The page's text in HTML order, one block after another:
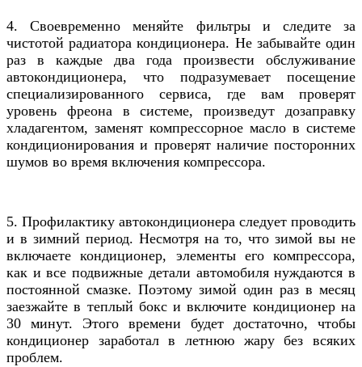
4. Своевременно меняйте фильтры и следите за
чистотой радиатора кондиционера. Не забывайте один
раз в каждые два года произвести обслуживание
автокондиционера, что подразумевает посещение
специализированного сервиса, где вам проверят
уровень фреона в системе, произведут дозаправку
хладагентом, заменят компрессорное масло в системе
кондиционирования и проверят наличие посторонних
шумов во время включения компрессора.
5. Профилактику автокондиционера следует проводить
и в зимний период. Несмотря на то, что зимой вы не
включаете кондиционер, элементы его компрессора,
как и все подвижные детали автомобиля нуждаются в
постоянной смазке. Поэтому зимой один раз в месяц
заезжайте в теплый бокс и включите кондиционер на
30 минут. Этого времени будет достаточно, чтобы
кондиционер заработал в летнюю жару без всяких
проблем.